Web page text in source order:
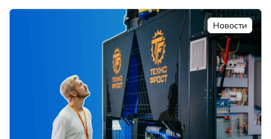
Новости